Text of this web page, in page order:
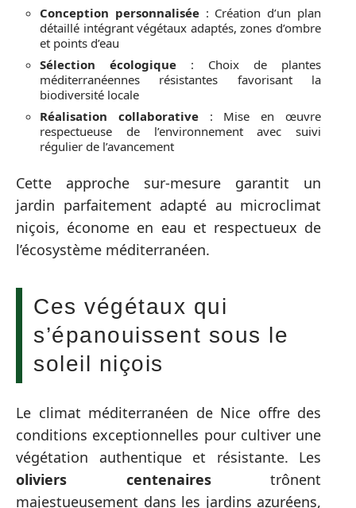
Conception personnalisée: Création d’un plan
détaillé intégrant végétaux adaptés, zones d’ombre
et points d’eau
Sélection écologique : Choix de plantes
méditerranéennes résistantes favorisant la
biodiversité locale
Réalisation collaborative: Mise en œuvre
respectueuse de l’environnement avec suivi
régulier de l’avancement
Cette approche sur-mesure garantit un
jardin parfaitement adapté au microclimat
niçois, économe en eau et respectueux de
l’écosystème méditerranéen.
Ces végétaux qui
s’épanouissent sous le
soleil niçois
Le climat méditerranéen de Nice offre des
conditions exceptionnelles pour cultiver une
végétation authentique et résistante. Les
oliviers centenairestrônent
majestueusement dans les jardins azuréens,